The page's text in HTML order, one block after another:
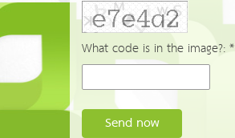
What code is in the image?: *
Send now